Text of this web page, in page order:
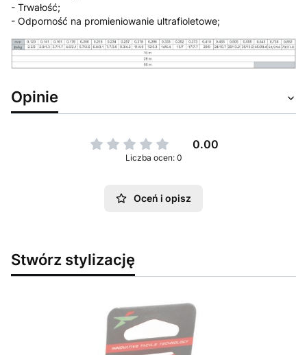
- Trwałość;
- Odporność na promieniowanie ultrafioletowe;
Opinie
0.00
Liczba ocen: 0
Oceń i opisz
Stwórz stylizację